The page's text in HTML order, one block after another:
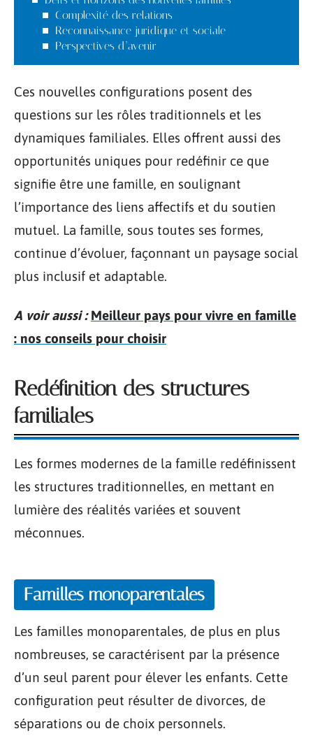
Complexité des relations
Reconnaissance juridique et sociale
Perspectives d’avenir
Ces nouvelles configurations posent des
questions sur les rôles traditionnels et les
dynamiques familiales. Elles offrent aussi des
opportunités uniques pour redéfinir ce que
signifie être une famille, en soulignant
l’importance des liens affectifs et du soutien
mutuel. La famille, sous toutes ses formes,
continue d’évoluer, façonnant un paysage social
plus inclusif et adaptable.
A voir aussi : Meilleur pays pour vivre en famille
: nos conseils pour choisir
Redéfinition des structures
familiales
Les formes modernes de la famille redéfinissent
les structures traditionnelles, en mettant en
lumière des réalités variées et souvent
méconnues.
Familles monoparentales
Les familles monoparentales, de plus en plus
nombreuses, se caractérisent par la présence
d’un seul parent pour élever les enfants. Cette
configuration peut résulter de divorces, de
séparations ou de choix personnels.